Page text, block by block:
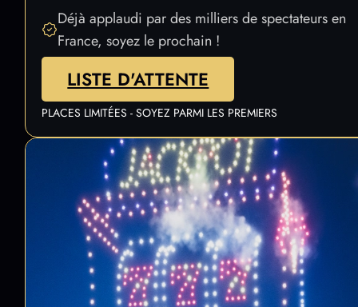
musique et narration synchronisée
Déjà applaudi par des milliers de spectateurs en
France, soyez le prochain !
LISTE D'ATTENTE
PLACES LIMITÉES - SOYEZ PARMI LES PREMIERS